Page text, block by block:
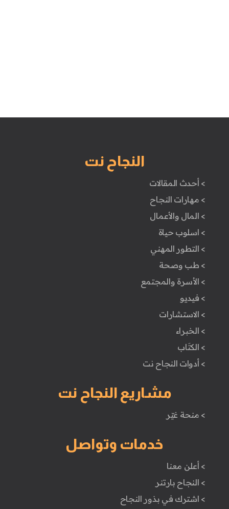
النجاح نت
> أحدث المقالات
> مهارات النجاح
> المال والأعمال
> اسلوب حياة
> التطور المهني
> طب وصحة
> الأسرة والمجتمع
> فيديو
> الاستشارات
> الخبراء
> الكتَاب
> أدوات النجاح نت
مشاريع النجاح نت
> منحة غيّر
خدمات وتواصل
> أعلن معنا
> النجاح بارتنر
> اشترك في بذور النجاح